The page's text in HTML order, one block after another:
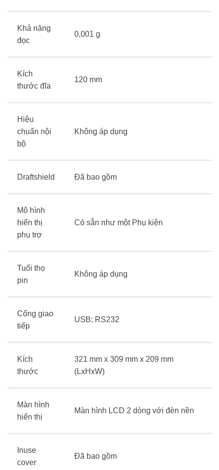
Khả năng
đọc
0,001 g
Kích
thước đĩa
120 mm
Hiệu
chuẩn nội
bộ
Không áp dụng
Draftshield Đã bao gồm
Mô hình
hiển thị
phụ trợ
Có sẵn như một Phụ kiện
Tuổi thọ
pin
Không áp dụng
Cổng giao
tiếp
USB; RS232
Kích
thước
321 mm x 309 mm x 209 mm
(LxHxW)
Màn hình
hiển thị
Màn hình LCD 2 dòng với đèn nền
Inuse
cover
Đã bao gồm